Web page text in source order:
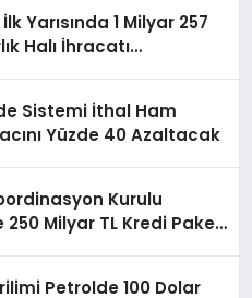
Yarısında 1 Milyar 257
Halı İhracatı
Sistemi İthal Ham
Yüzde 40 Azaltacak
Kurulu
Milyar TL Kredi Paketi
Petrolde 100 Dolar